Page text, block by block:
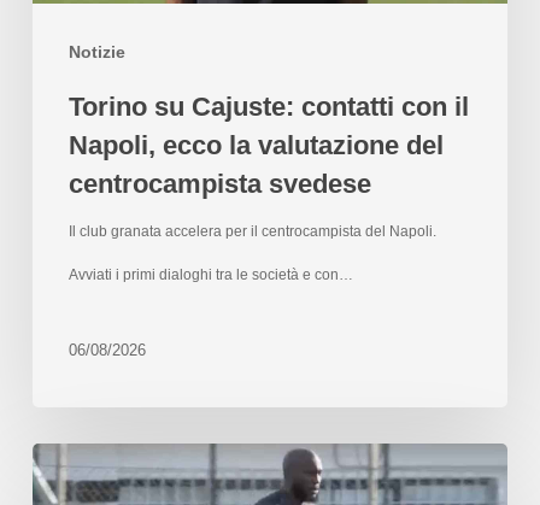
Notizie
Torino su Cajuste: contatti con il
Napoli, ecco la valutazione del
centrocampista svedese
Il club granata accelera per il centrocampista del Napoli.
Avviati i primi dialoghi tra le società e con…
06/08/2026